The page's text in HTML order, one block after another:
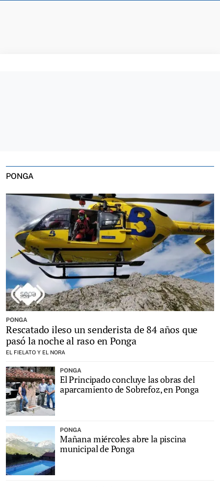
PONGA
PONGA
Rescatado ileso un senderista de 84 años que
pasó la noche al raso en Ponga
EL FIELATO Y EL NORA
PONGA
El Principado concluye las obras del
aparcamiento de Sobrefoz, en Ponga
PONGA
Mañana miércoles abre la piscina
municipal de Ponga